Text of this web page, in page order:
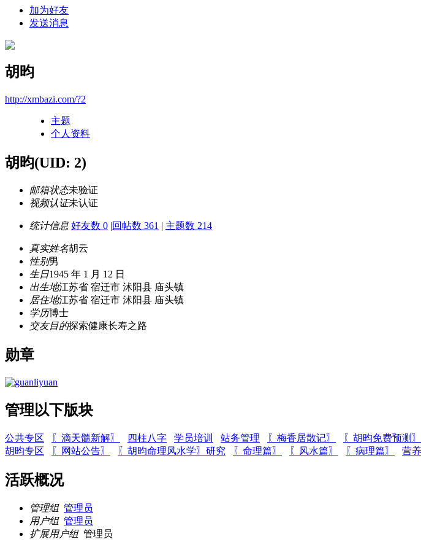
加为好友
发送消息
胡昀
http://xmbazi.com/?2
主题
个人资料
胡昀(UID: 2)
邮箱状态未验证
视频认证未认证
统计信息 好友数 0 |回帖数 361 | 主题数 214
真实姓名胡云
性别男
生日1945 年 1 月 12 日
出生地江苏省 宿迁市 沭阳县 庙头镇
居住地江苏省 宿迁市 沭阳县 庙头镇
学历博士
交友目的探索健康长寿之路
勋章
管理以下版块
公共专区 〖滴天髓新解〗 四柱八字 学员培训 站务管理 〖梅香居散记〗 〖胡昀免费预测〗
胡昀专区
〖网站公告〗 〖胡昀命理风水学〗研究 〖命理篇〗 〖风水篇〗 〖病理篇〗 营
活跃概况
管理组 管理员
用户组 管理员
扩展用户组 管理员